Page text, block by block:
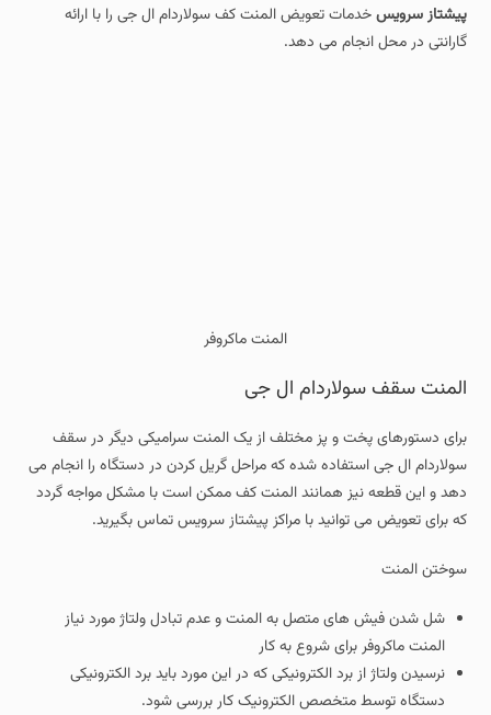
پیشتاز سرویسخدمات تعویض المنت کف سولاردام ال جی را با ارائه
گارانتی در محل انجام می دهد.
المنت ماکروفر
المنت سقف سولاردام ال جی
برای دستورهای پخت و پز مختلف از یک المنت سرامیکی دیگر در سقف
سولاردام ال جی استفاده شده که مراحل گریل کردن در دستگاه را انجام می
دهد و این قطعه نیز همانند المنت کف ممکن است با مشکل مواجه گردد
که برای تعویض می توانید با مراکز پیشتاز سرویس تماس بگیرید.
سوختن المنت
شل شدن فیش های متصل به المنت و عدم تبادل ولتاژ مورد نیاز
المنت ماکروفر برای شروع به کار
نرسیدن ولتاژ از برد الکترونیکی که در این مورد باید برد الکترونیکی
دستگاه توسط متخصص الکترونیک کار بررسی شود.